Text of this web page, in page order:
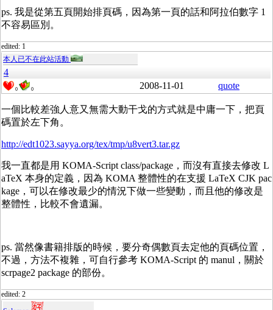
ps. 我是從第五頁開始排頁碼，因為第一頁的話和阿拉伯數字 1
不容易區別。
edited: 1
本人已不在此站活動
4
0 0 2008-11-01 quote
一個比較差強人意又無需大動干戈的方式就是中庸一下，把頁
碼置於左下角。
http://edt1023.sayya.org/tex/tmp/u8vert3.tar.gz
我一直都是用 KOMA-Script class/package，而沒有直接去修改 L
aTeX 本身的定義，因為 KOMA 整體性的在支援 LaTeX CJK pac
kage，可以在修改最少的情況下做一些變動，而且他的修改是
整體性，比較不會遺漏。
ps. 當然像書籍排版的時候，要分奇偶數頁去定他的頁碼位置，
不過，方法不複雜，可自行參考 KOMA-Script 的 manul，關於
scrpage2 package 的部份。
edited: 2